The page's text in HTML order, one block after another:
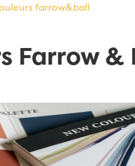
farrow&ball
Farrow